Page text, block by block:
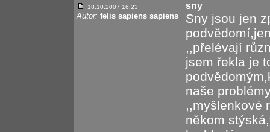
18.10.2007 16:23
Autor: felis sapiens sapiens
sny
Sny jsou jen
,,přelévají
jsem řekla je
naše
,,myšlenkové
někom